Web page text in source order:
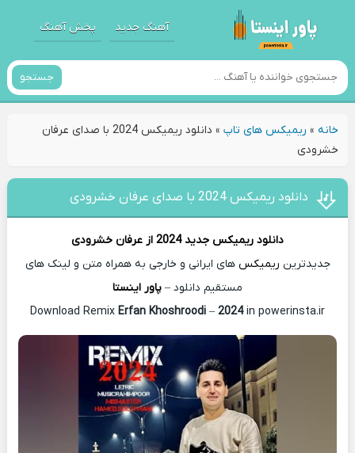
آهنگ جدید پخش آهنگ
جستجو
خانه» ریمیکس های تاپ»
دانلود ریمیکس 2024 با صدای عرفان
خشرودی
دانلود ریمیکس 2024 با صدای عرفان خشرودی
دانلود ریمیکس جدید 2024 از
عرفان خشرودی
جدیدترین ریمیکس های ایرانی و خارجی به همراه متن و لینک های
مستقیم دانلود – پاور اینستا
Download Remix
Erfan Khoshroodi– 2024in powerinsta.ir